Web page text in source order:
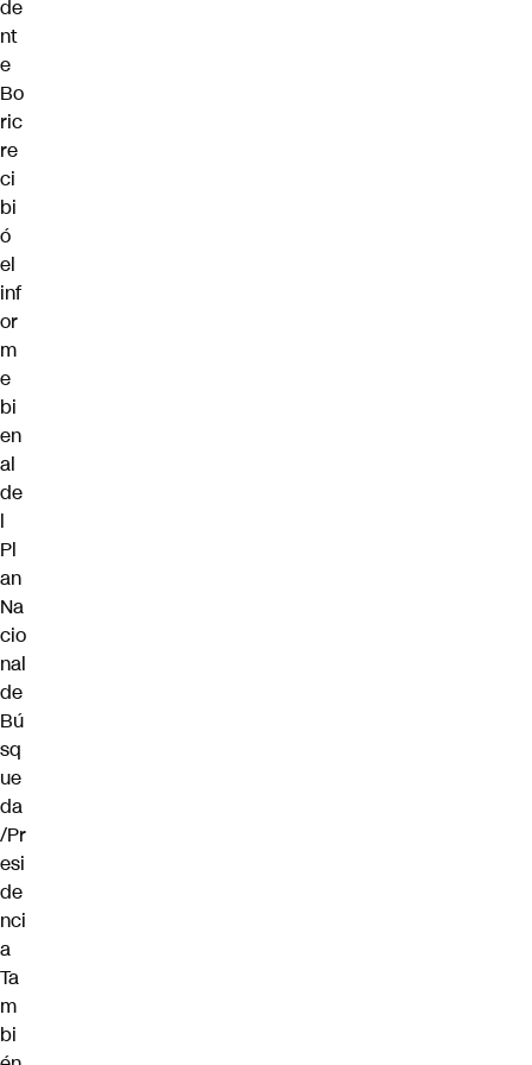
de
nt
e
Bo
ric
re
ci
bi
ó
el
inf
or
m
e
bi
en
al
de
l
Pl
an
Na
cio
nal
de
Bú
sq
ue
da
/Pr
esi
de
nci
a
Ta
m
bi